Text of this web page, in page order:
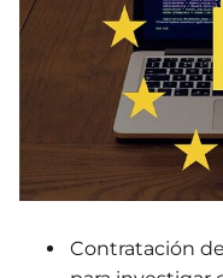
Contratación